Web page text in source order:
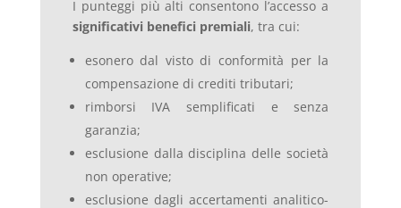
I punteggi più alti consentono l’accesso a
significativi benefici premiali, tra cui:
esonero dal visto di conformità per la
compensazione di crediti tributari;
rimborsi IVA semplificati e senza
garanzia;
esclusione dalla disciplina delle società
non operative;
esclusione dagli accertamenti analitico-